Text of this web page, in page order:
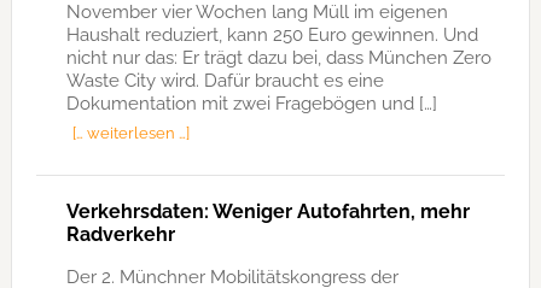
November vier Wochen lang Müll im eigenen
Haushalt reduziert, kann 250 Euro gewinnen. Und
nicht nur das: Er trägt dazu bei, dass München Zero
Waste City wird. Dafür braucht es eine
Dokumentation mit zwei Fragebögen und […]
[… weiterlesen …]
Verkehrsdaten: Weniger Autofahrten, mehr
Radverkehr
Der 2. Münchner Mobilitätskongress der